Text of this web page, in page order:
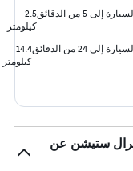
إلى 5 من الدقائق
2.5
كيلومتر
إلى 24 من الدقائق
14.4
كيلومتر
ستيشن عن